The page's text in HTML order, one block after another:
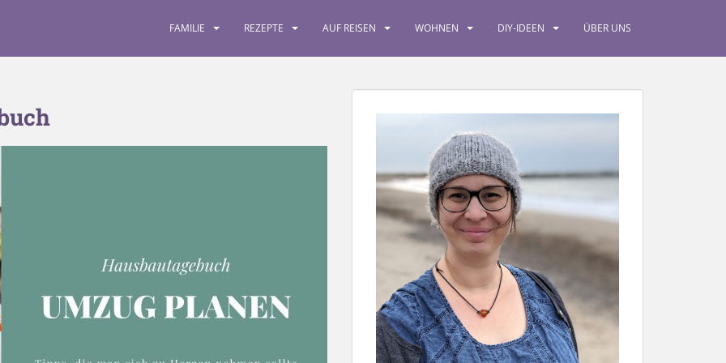
FAMILIE REZEPTE AUF REISEN WOHNEN DIY-IDEEN ÜBER UNS